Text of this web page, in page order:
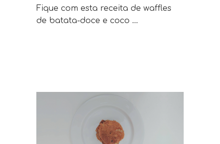
Fique com esta receita de waffles
de batata-doce e coco